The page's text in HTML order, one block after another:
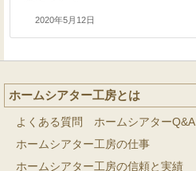
2020年5月12日
ホームシアター工房とは
よくある質問 ホームシアターQ&A
ホームシアター工房の仕事
ホームシアター工房の信頼と実績